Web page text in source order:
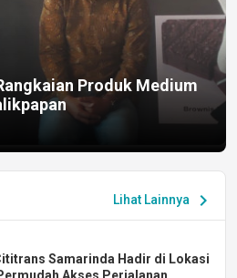
Produk Medium
Lihat Lainnya chevron_right
Samarinda Hadir di Lokasi